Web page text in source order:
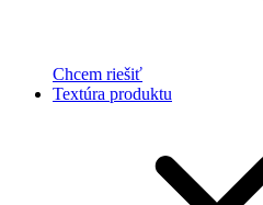
Chcem riešiť
Textúra produktu